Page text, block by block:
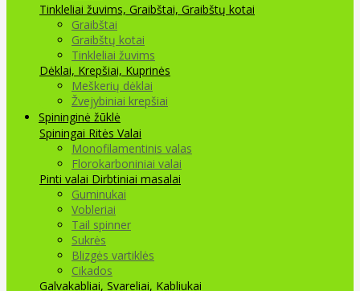
Tinkleliai žuvims, Graibštai, Graibštų kotai
Graibštai
Graibštų kotai
Tinkleliai žuvims
Dėklai, Krepšiai, Kuprinės
Meškerių dėklai
Žvejybiniai krepšiai
Spininginė žūklė
Spiningai Ritės Valai
Monofilamentinis valas
Florokarboniniai valai
Pinti valai Dirbtiniai masalai
Guminukai
Vobleriai
Tail spinner
Sukrės
Blizgės vartiklės
Cikados
Galvakabliai, Svareliai, Kabliukai